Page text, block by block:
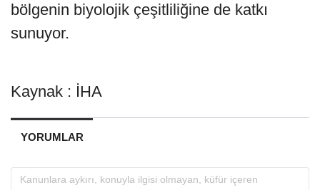
bölgenin biyolojik çeşitliliğine de katkı
sunuyor.
Kaynak : İHA
YORUMLAR